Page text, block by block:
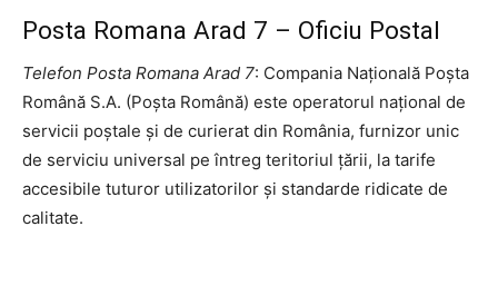
Posta Romana Arad 7 – Oficiu Postal
Telefon Posta Romana Arad 7: Compania Națională Poșta
Română S.A. (Poșta Română) este operatorul național de
servicii poștale și de curierat din România, furnizor unic
de serviciu universal pe întreg teritoriul țării, la tarife
accesibile tuturor utilizatorilor și standarde ridicate de
calitate.